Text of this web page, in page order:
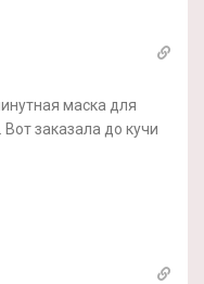
маска для
Вот заказала до кучи